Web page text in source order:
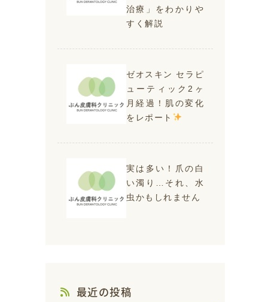
治療」をわかりや
すく解説
ゼオスキン セラピ
ューティック2ヶ
月経過！肌の変化
をレポート
実は多い！爪の白
い濁り…それ、水
虫かもしれません
最近の投稿